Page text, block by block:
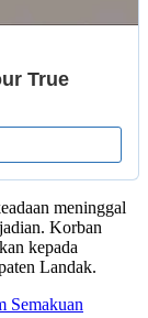
meninggal
Korban
kepada
Landak.
Semakuan